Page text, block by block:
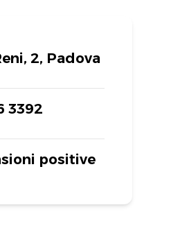
2, Padova
3392
positive